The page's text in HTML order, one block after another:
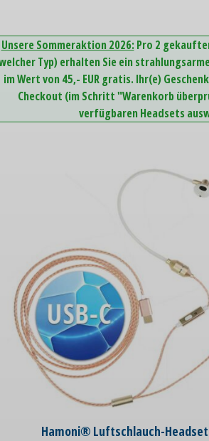
Unsere Sommeraktion 2026: Pro 2
Typ) erhalten Sie ein
im Wert von 45,- EUR gratis. Ihr(e)
Checkout (im Schritt "Warenkorb
verfügbaren Headsets
Hamoni® Luftschlauch-Headset